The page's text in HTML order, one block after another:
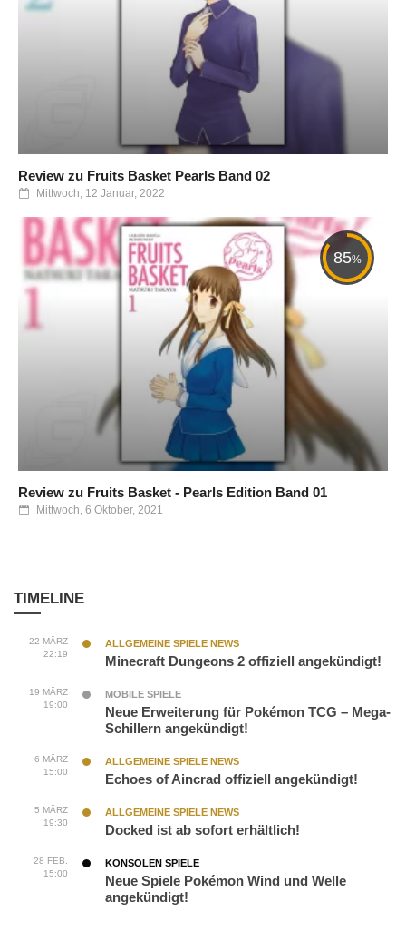
Review zu Fruits Basket Pearls Band 02
Mittwoch, 12 Januar, 2022
85%
Review zu Fruits Basket - Pearls Edition Band 01
Mittwoch, 6 Oktober, 2021
TIMELINE
22 MÄRZ
22:19
ALLGEMEINE SPIELE NEWS
Minecraft Dungeons 2 offiziell angekündigt!
19 MÄRZ
19:00
MOBILE SPIELE
Neue Erweiterung für Pokémon TCG – Mega-
Schillern angekündigt!
6 MÄRZ
15:00
ALLGEMEINE SPIELE NEWS
Echoes of Aincrad offiziell angekündigt!
5 MÄRZ
19:30
ALLGEMEINE SPIELE NEWS
Docked ist ab sofort erhältlich!
28 FEB.
15:00
KONSOLEN SPIELE
Neue Spiele Pokémon Wind und Welle
angekündigt!